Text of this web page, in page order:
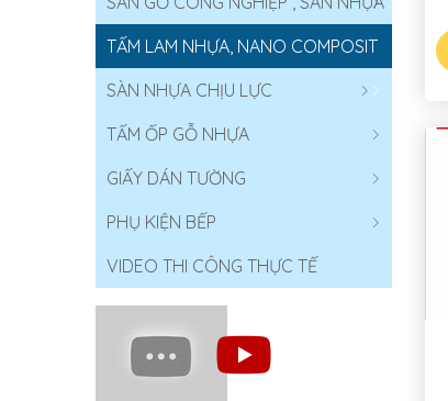
TẤM LAM NHỰA, NANO COMPOSIT
SÀN NHỰA CHỊU LỰC
TẤM ỐP GỖ NHỰA
GIẤY DÁN TƯỜNG
PHỤ KIỆN BẾP
VIDEO THI CÔNG THỰC TẾ